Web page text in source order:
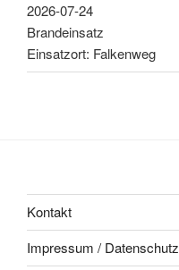
2026-07-24
Brandeinsatz
Einsatzort: Falkenweg
Kontakt
Impressum / Datenschutz